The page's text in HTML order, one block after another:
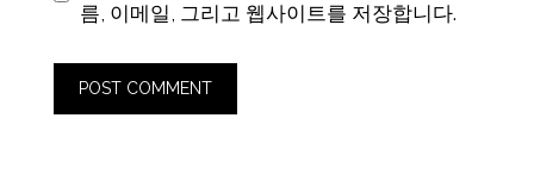
름, 이메일, 그리고 웹사이트를 저장합니다.